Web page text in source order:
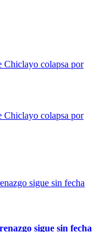
Chiclayo colapsa por
Chiclayo colapsa por
sigue sin fecha